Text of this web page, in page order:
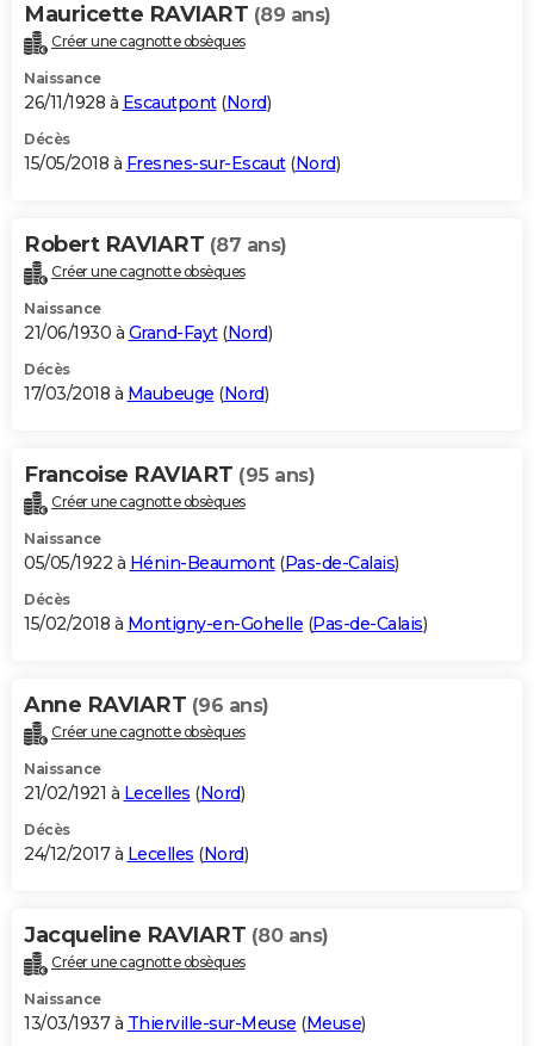
Mauricette RAVIART (89 ans)
Créer une cagnotte obsèques
Naissance
26/11/1928 à Escautpont(Nord)
Décès
15/05/2018 à Fresnes-sur-Escaut(Nord)
Robert RAVIART (87 ans)
Créer une cagnotte obsèques
Naissance
21/06/1930 à Grand-Fayt(Nord)
Décès
17/03/2018 à Maubeuge (Nord)
Francoise RAVIART (95 ans)
Créer une cagnotte obsèques
Naissance
05/05/1922 à Hénin-Beaumont(Pas-de-Calais)
Décès
15/02/2018 à Montigny-en-Gohelle (Pas-de-Calais)
Anne RAVIART (96 ans)
Créer une cagnotte obsèques
Naissance
21/02/1921 à Lecelles (Nord)
Décès
24/12/2017 à Lecelles (Nord)
Jacqueline RAVIART (80 ans)
Créer une cagnotte obsèques
Naissance
13/03/1937 à Thierville-sur-Meuse (Meuse)